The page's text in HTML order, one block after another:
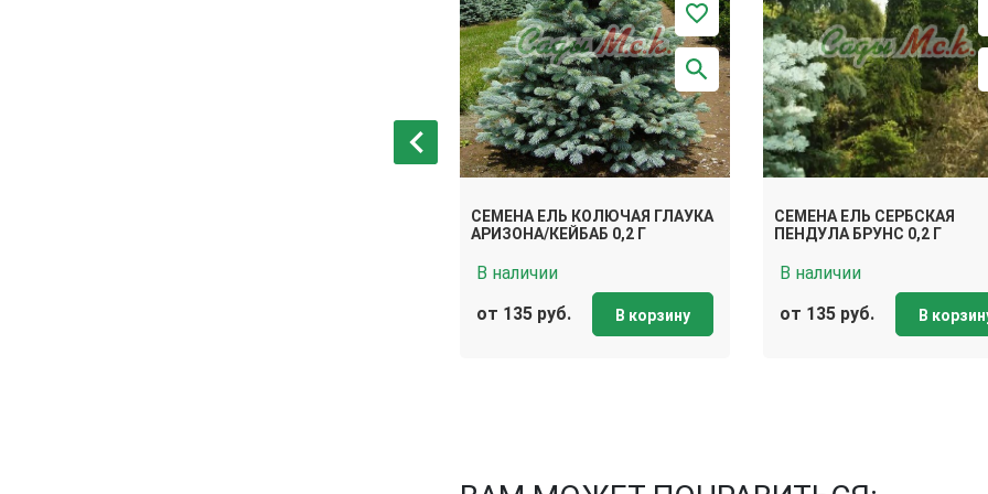
СЕМЕНА ЕЛЬ КОЛЮЧАЯ ГЛАУКА
АРИЗОНА/КЕЙБАБ 0,2 Г
В наличии
от 135 руб.
В корзину
СЕМЕНА ЕЛЬ СЕРБСКАЯ
ПЕНДУЛА БРУНС 0,2 Г
В наличии
от 135 руб.
В